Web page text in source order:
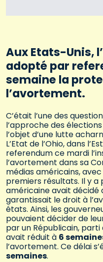
Aux Etats-Unis,
adopté par
semaine la
l’avortement.
C’était l’une des
l’approche des
l’objet d’une lutte
L’Etat de l’Ohio, dans
referendum ce mardi
l’avortement dans sa
médias américains,
premiers résultats. Il y a
américaine avait décidé
garantissait le droit à
états. Ainsi, les
pouvaient décider de
par un Républicain,
avait réduit à 6
l’avortement. Ce délai
semaines.